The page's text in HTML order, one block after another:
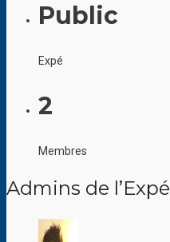
Public
Expé
2
Membres
Admins de l’Expé